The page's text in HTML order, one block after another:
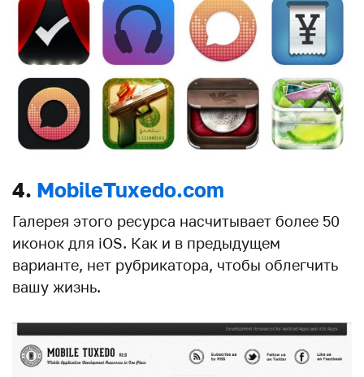
4. MobileTuxedo.com
Галерея этого ресурса насчитывает более 50
иконок для iOS. Как и в предыдущем
варианте, нет рубрикатора, чтобы облегчить
вашу жизнь.